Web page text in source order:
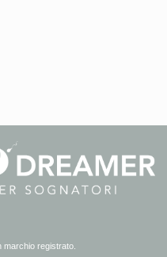
registrato.